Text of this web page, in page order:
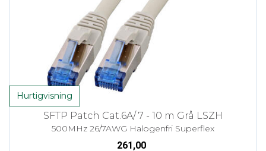
Hurtigvisning
SFTP Patch Cat.6A/ 7 - 10 m Grå LSZH
500MHz 26/7AWG Halogenfri Superflex
261,00